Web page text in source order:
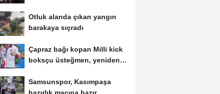
Otluk alanda çıkan yangın
barakaya sıçradı
Çapraz bağı kopan Milli kick
boksçu üsteğmen, yeniden
Samsunspor, Kasımpaşa